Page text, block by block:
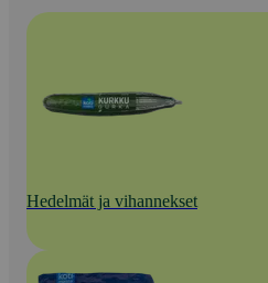
Hedelmät ja vihannekset